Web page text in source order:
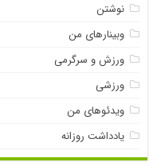
نوشتن
وبینارهای من
ورزش و سرگرمی
ورزشی
ویدئوهای من
یادداشت روزانه